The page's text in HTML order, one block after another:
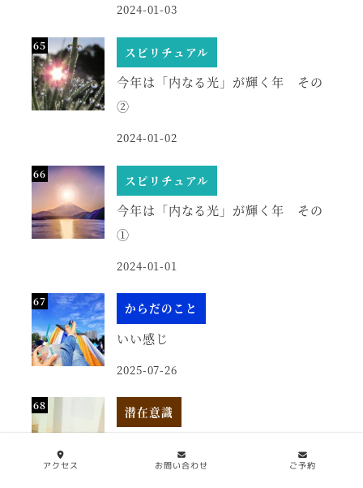
2024-01-03
スピリチュアル
今年は「内なる光」が輝く年 その
②
2024-01-02
スピリチュアル
今年は「内なる光」が輝く年 その
①
2024-01-01
からだのこと
いい感じ
2025-07-26
潜在意識
2025-08-02
アクセス お問い合わせ ご予約